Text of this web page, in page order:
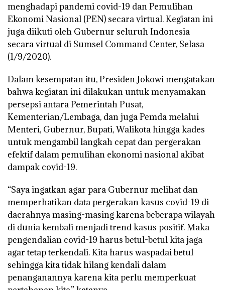
menghadapi pandemi covid-19 dan Pemulihan
Ekonomi Nasional (PEN) secara virtual. Kegiatan ini
juga diikuti oleh Gubernur seluruh Indonesia
secara virtual di Sumsel Command Center, Selasa
(1/9/2020).
Dalam kesempatan itu, Presiden Jokowi mengatakan
bahwa kegiatan ini dilakukan untuk menyamakan
persepsi antara Pemerintah Pusat,
Kementerian/Lembaga, dan juga Pemda melalui
Menteri, Gubernur, Bupati, Walikota hingga kades
untuk mengambil langkah cepat dan pergerakan
efektif dalam pemulihan ekonomi nasional akibat
dampak covid-19.
“Saya ingatkan agar para Gubernur melihat dan
memperhatikan data pergerakan kasus covid-19 di
daerahnya masing-masing karena beberapa wilayah
di dunia kembali menjadi trend kasus positif. Maka
pengendalian covid-19 harus betul-betul kita jaga
agar tetap terkendali. Kita harus waspadai betul
sehingga kita tidak hilang kendali dalam
penanganannya karena kita perlu memperkuat